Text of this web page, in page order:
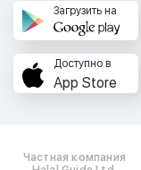
Загрузить на
Доступно в
App Store
Частная компания